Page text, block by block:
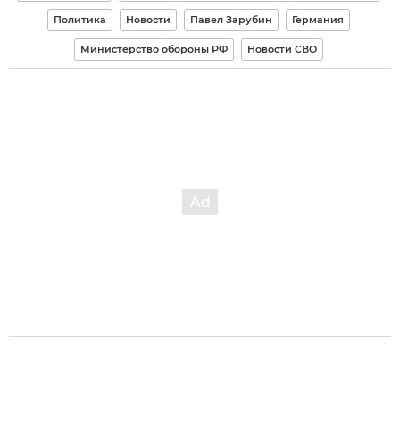
Политика Новости Павел Зарубин Германия
Министерство обороны РФ Новости СВО